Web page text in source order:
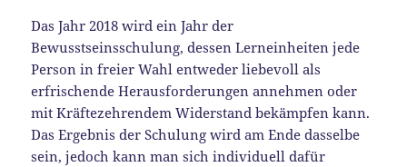
Das Jahr 2018 wird ein Jahr der
Bewusstseinsschulung, dessen Lerneinheiten jede
Person in freier Wahl entweder liebevoll als
erfrischende Herausforderungen annehmen oder
mit Kräftezehrendem Widerstand bekämpfen kann.
Das Ergebnis der Schulung wird am Ende dasselbe
sein, jedoch kann man sich individuell dafür